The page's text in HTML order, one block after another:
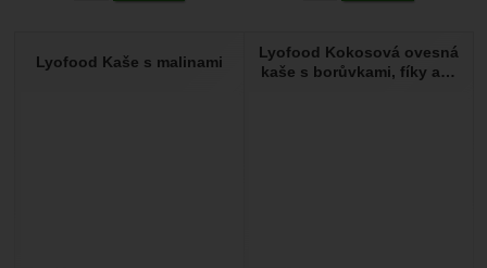
Lyofood Kaše s malinami
Lyofood Kokosová ovesná
kaše s borůvkami, fíky a…